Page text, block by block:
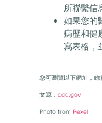
所聯繫信
如果您的
病歷和健
寫表格，
您可瀏覽以下網址，
文源： cdc.gov
Photo from Pexel